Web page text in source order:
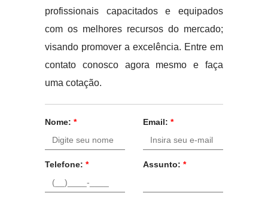
profissionais capacitados e equipados
com os melhores recursos do mercado;
visando promover a excelência. Entre em
contato conosco agora mesmo e faça
uma cotação.
Nome: * Email: *
Telefone: * Assunto: *